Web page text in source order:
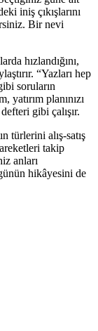
iniş çıkışlarını
Bir nevi
hızlandığını,
“Yazları hep
soruların
yatırım planınızı
gibi çalışır.
türlerini alış-satış
takip
anları
hikâyesini de